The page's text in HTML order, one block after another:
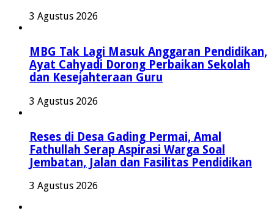
3 Agustus 2026
MBG Tak Lagi Masuk Anggaran Pendidikan,
Ayat Cahyadi Dorong Perbaikan Sekolah
dan Kesejahteraan Guru
3 Agustus 2026
Reses di Desa Gading Permai, Amal
Fathullah Serap Aspirasi Warga Soal
Jembatan, Jalan dan Fasilitas Pendidikan
3 Agustus 2026